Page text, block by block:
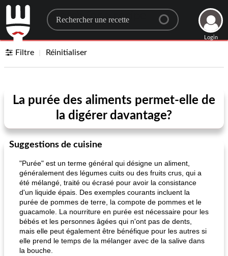
Search for a recipe
Login
Filtre Réinitialiser
La purée des aliments permet-elle de
la digérer davantage?
Suggestions de cuisine
"Purée" est un terme général qui désigne un aliment,
généralement des légumes cuits ou des fruits crus, qui a
été mélangé, traité ou écrasé pour avoir la consistance
d'un liquide épais. Des exemples courants incluent la
purée de pommes de terre, la compote de pommes et le
guacamole. La nourriture en purée est nécessaire pour les
bébés et les personnes âgées qui n'ont pas de dents,
mais elle peut également être bénéfique pour les autres si
elle prend le temps de la mélanger avec de la salive dans
la bouche.